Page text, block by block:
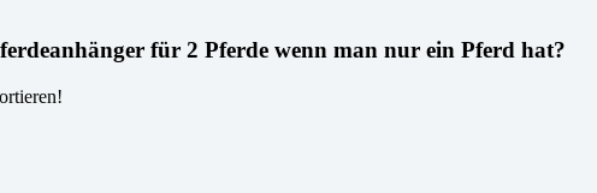
für 2 Pferde wenn man nur ein Pferd hat?